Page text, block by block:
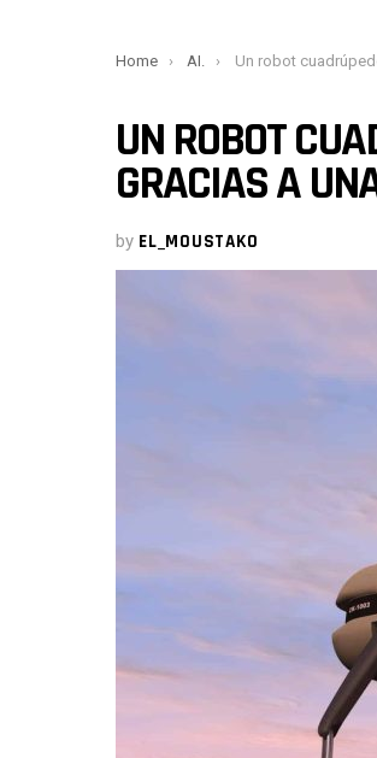
You are here:
Home AI. Un robot cuadrúpedo puede escalar
UN ROBOT
GRACIAS A
by EL_MOUSTAKO